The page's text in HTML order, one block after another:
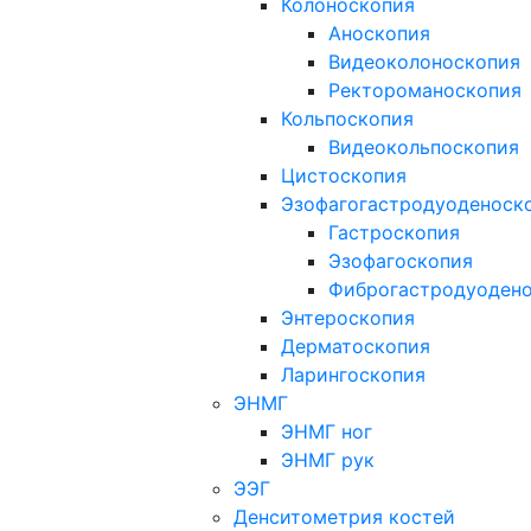
Колоноскопия
Аноскопия
Видеоколоноскопия
Ректороманоскопия
Кольпоскопия
Видеокольпоскопия
Цистоскопия
Гастроскопия
Эзофагоскопия
Энтероскопия
Дерматоскопия
Ларингоскопия
ЭНМГ
ЭНМГ ног
ЭНМГ рук
ЭЭГ
Денситометрия костей